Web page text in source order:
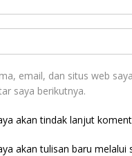
email, dan situs web
saya berikutnya.
akan tindak lanjut
akan tulisan baru melalui